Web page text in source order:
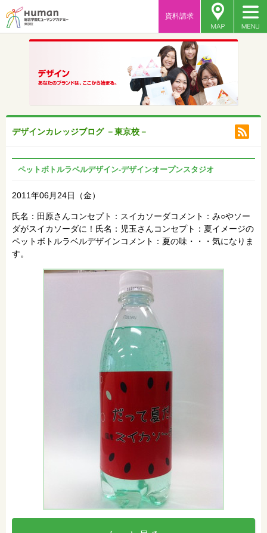
資料請求
デザインカレッジブログ －東京校－
ペットボトルラベルデザイン‐デザインオープンスタジオ
2011年06月24日（金）
氏名：田原さんコンセプト：スイカソーダコメント：み○やソー
ダがスイカソーダに！氏名：児玉さんコンセプト：夏イメージの
ペットボトルラベルデザインコメント：夏の味・・・気になりま
す。